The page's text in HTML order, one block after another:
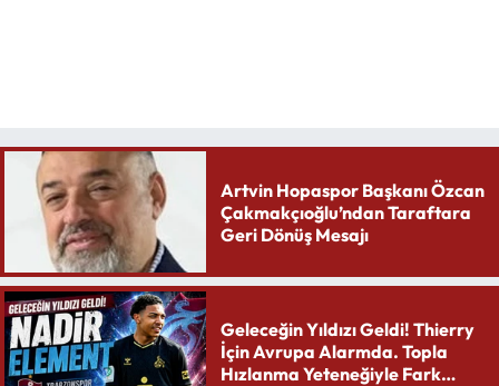
Artvin Hopaspor Başkanı Özcan
Çakmakçıoğlu’ndan Taraftara
Geri Dönüş Mesajı
Geleceğin Yıldızı Geldi! Thierry
İçin Avrupa Alarmda. Topla
Hızlanma Yeteneğiyle Fark